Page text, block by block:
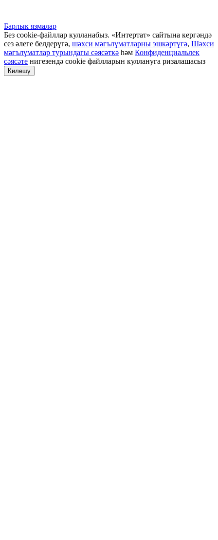
Барлык язмалар
Без cookie-файллар кулланабыз. «Интертат» сайтына кергәндә
сез әлеге белдерүгә, шәхси мәгълүматларны эшкәртүгә, Шәхси
мәгълүматлар турындагы сәясәткә һәм Конфиденциальлек
сәясәте нигезендә cookie файлларын куллануга ризалашасыз
Килешү